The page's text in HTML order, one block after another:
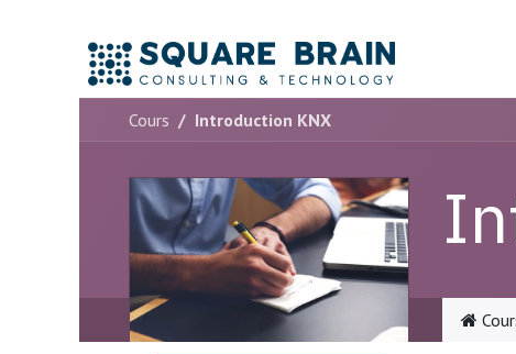
Se rendre au contenu
Cours Introduction KNX